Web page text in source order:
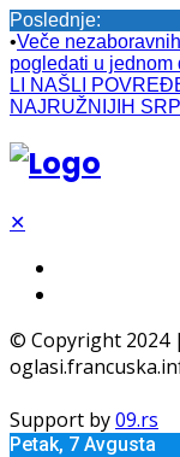
Poslednje:
•Veče
pogledati u jednom
LI NAŠLI
NAJRUŽNIJIH
✕
© Copyright 2024
Support by09.rs
Petak, 7 Avgusta